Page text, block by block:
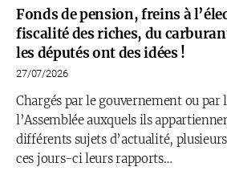
Fonds de pension, freins à
fiscalité des riches, du
les députés ont des idées !
27/07/2026
Chargés par le gouvernement ou par
l’Assemblée auxquels ils
différents sujets d’actualité,
ces jours-ci leurs rapports…